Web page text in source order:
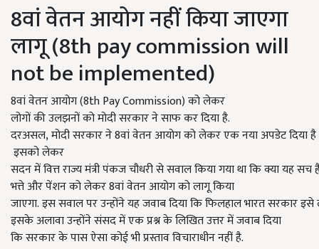
8वां वेतन आयोग नहीं किया जाएगा
लागू (8th pay commission will
not be implemented)
8वां वेतन आयोग (8th Pay Commission) को लेकर
लोगों की उलझनों को मोदी सरकार ने साफ कर दिया है.
दरअसल, मोदी सरकार ने 8वां वेतन आयोग को लेकर एक नया अपडेट दिया
इसको लेकर
सदन में वित्त राज्य मंत्री पंकज चौधरी से सवाल किया गया था कि क्या यह
भत्ते और पेंशन को लेकर 8वां वेतन आयोग को लागू किया
जाएगा. इस सवाल पर उन्होंने यह जवाब दिया कि फिलहाल भारत सरकार
इसके अलावा उन्होंने संसद में एक प्रश्न के लिखित उत्तर में जवाब दिया
कि सरकार के पास ऐसा कोई भी प्रस्ताव विचाराधीन नहीं है.